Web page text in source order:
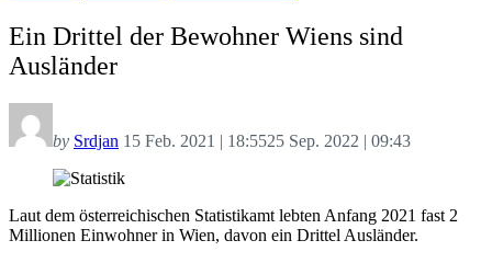
Ein Drittel der Bewohner Wiens sind
Ausländer
by Srdjan 15 Feb. 2021 | 18:5525 Sep. 2022 | 09:43
Laut dem österreichischen Statistikamt lebten Anfang 2021 fast 2
Millionen Einwohner in Wien, davon ein Drittel Ausländer.